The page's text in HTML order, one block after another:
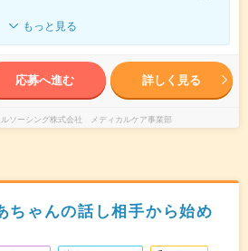
もっと見る
応募へ進む 詳しく見る
ルソーシング株式会社 メディカルケア事業部
ゃんの話し相手から始め